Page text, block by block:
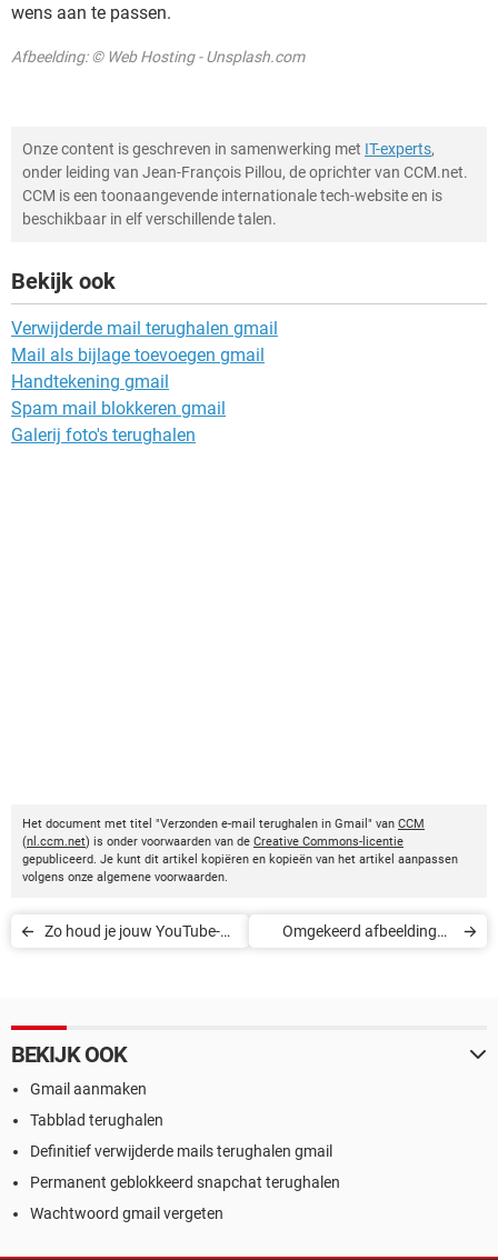
wens aan te passen.
Afbeelding: © Web Hosting - Unsplash.com
Onze content is geschreven in samenwerking met IT-experts,
onder leiding van Jean-François Pillou, de oprichter van CCM.net.
CCM is een toonaangevende internationale tech-website en is
beschikbaar in elf verschillende talen.
Bekijk ook
Verwijderde mail terughalen gmail
Mail als bijlage toevoegen gmail
Handtekening gmail
Spam mail blokkeren gmail
Galerij foto's terughalen
Het document met titel "Verzonden e-mail terughalen in Gmail" van CCM
(nl.ccm.net) is onder voorwaarden van de Creative Commons-licentie
gepubliceerd. Je kunt dit artikel kopiëren en kopieën van het artikel aanpassen
volgens onze algemene voorwaarden.
Zo houd je jouw YouTube-
Omgekeerd afbeeldingen
BEKIJK OOK
Gmail aanmaken
Tabblad terughalen
Definitief verwijderde mails terughalen gmail
Permanent geblokkeerd snapchat terughalen
Wachtwoord gmail vergeten